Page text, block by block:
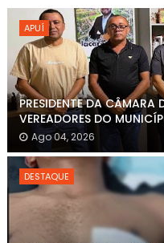
APUÍ
PRESIDENTE DA CÂMARA
VEREADORES DO
Ago 04, 2026
DESTAQUE